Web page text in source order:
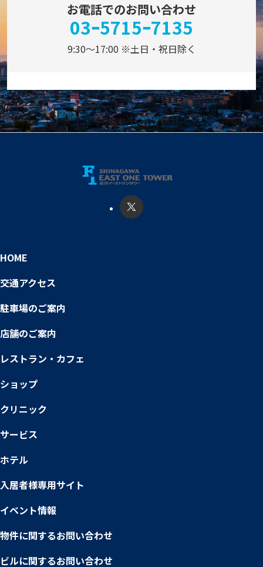
お電話でのお問い合わせ
03ｰ5715ｰ7135
9:30～17:00 ※土日・祝日除く
HOME
交通アクセス
駐車場のご案内
店舗のご案内
レストラン・カフェ
ショップ
クリニック
サービス
ホテル
入居者様専用サイト
イベント情報
物件に関するお問い合わせ
ビルに関するお問い合わせ